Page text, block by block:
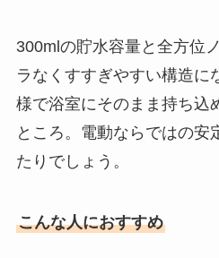
300mlの貯水容量と全方位
ラなくすすぎやすい構造に
様で浴室にそのまま持ち込
ところ。電動ならではの安
たりでしょう。
こんな人におすすめ